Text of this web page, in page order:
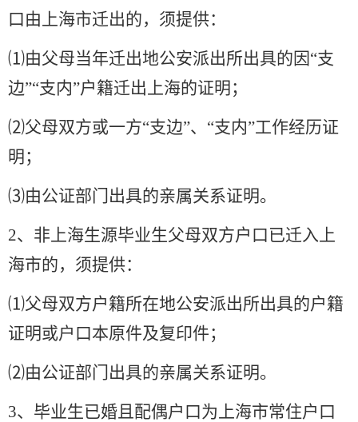
口由上海市迁出的，须提供：
⑴由父母当年迁出地公安派出所出具的因“支
边”“支内”户籍迁出上海的证明；
⑵父母双方或一方“支边”、 “支内”工作经历证
明；
⑶由公证部门出具的亲属关系证明。
2、非上海生源毕业生父母双方户口已迁入上
海市的，须提供：
⑴父母双方户籍所在地公安派出所出具的户籍
证明或户口本原件及复印件；
⑵由公证部门出具的亲属关系证明。
3、毕业生已婚且配偶户口为上海市常住户口